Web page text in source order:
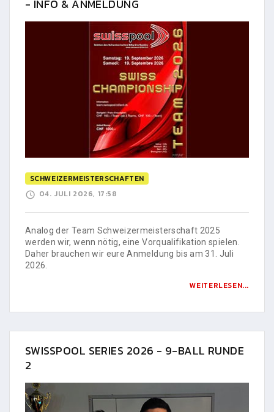
- INFO & ANMELDUNG
SCHWEIZERMEISTERSCHAFTEN
04. JULI 2026, 17:58
Analog der Team Schweizermeisterschaft 2025
werden wir, wenn nötig, eine Vorqualifikation spielen.
Daher brauchen wir eure Anmeldung bis am 31. Juli
2026.
WEITERLESEN...
SWISSPOOL SERIES 2026 - 9-BALL RUNDE
2